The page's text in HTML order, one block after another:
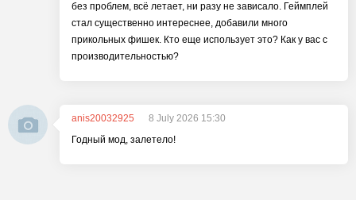
без проблем, всё летает, ни разу не зависало. Геймплей
стал существенно интереснее, добавили много
прикольных фишек. Кто еще использует это? Как у вас с
производительностью?
anis20032925
8 July 2026 15:30
Годный мод, залетело!